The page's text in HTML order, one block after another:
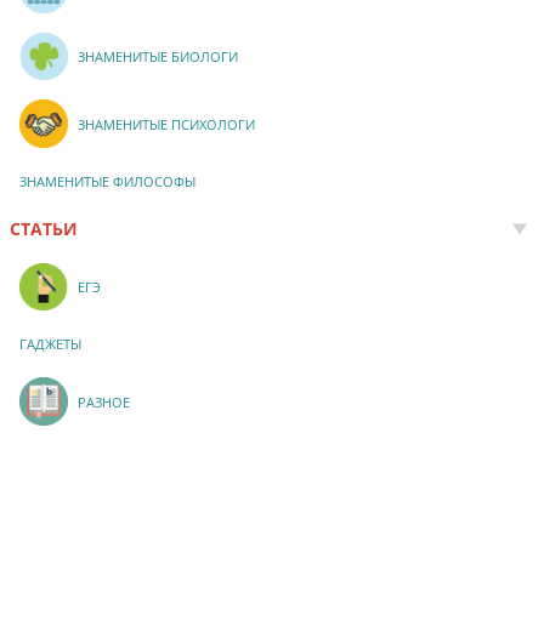
ЗНАМЕНИТЫЕ БИОЛОГИ
ЗНАМЕНИТЫЕ ПСИХОЛОГИ
ЗНАМЕНИТЫЕ ФИЛОСОФЫ
СТАТЬИ
ЕГЭ
ГАДЖЕТЫ
РАЗНОЕ